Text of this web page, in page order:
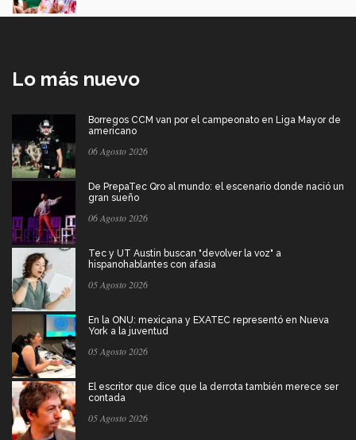
Lo más nuevo
Borregos CCM van por el campeonato en Liga Mayor de
americano
06 Agosto 2026
De PrepaTec Qro al mundo: el escenario donde nació un
gran sueño
06 Agosto 2026
Tec y UT Austin buscan "devolver la voz" a
hispanohablantes con afasia
05 Agosto 2026
En la ONU: mexicana y EXATEC representó en Nueva
York a la juventud
05 Agosto 2026
El escritor que dice que la derrota también merece ser
contada
05 Agosto 2026